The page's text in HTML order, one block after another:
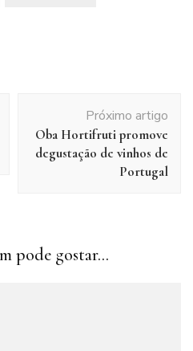
Próximo artigo
Oba Hortifruti promove
degustação de vinhos de
Portugal
pode gostar...